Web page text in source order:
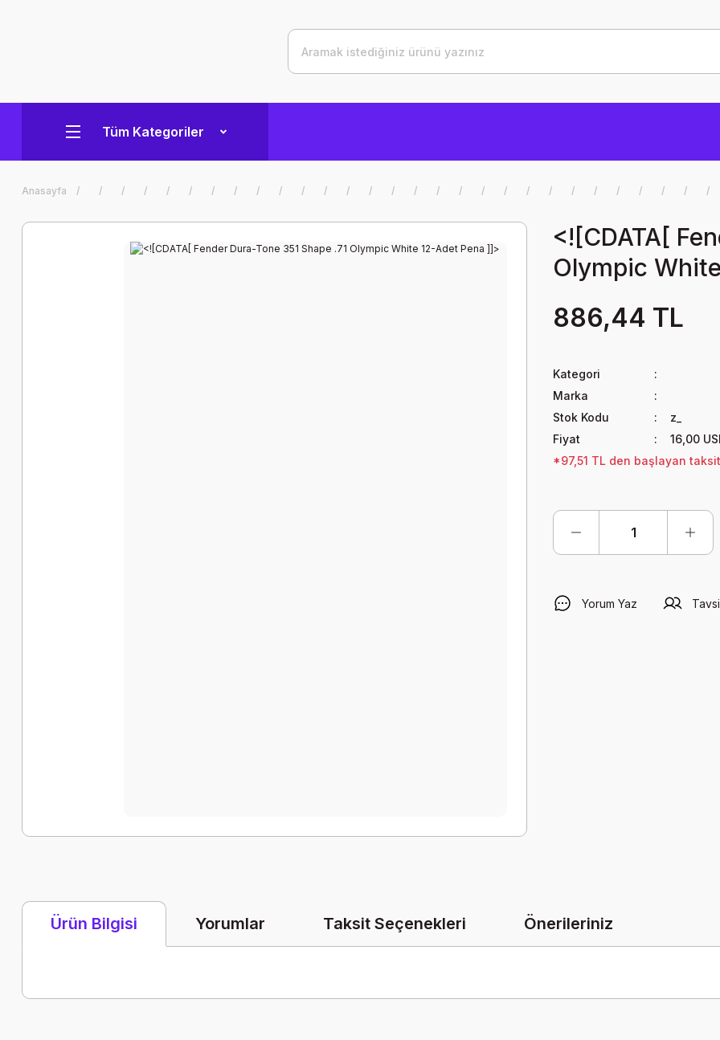
Tüm Kategoriler
Anasayfa
<![CDATA[
Olympic
886,44 TL
Kategori
Marka
Stok Kodu
z_
Fiyat
16,00
*97,51 TL den başlayan
Yorum Yaz
Ürün Bilgisi Yorumlar Taksit Seçenekleri Önerileriniz